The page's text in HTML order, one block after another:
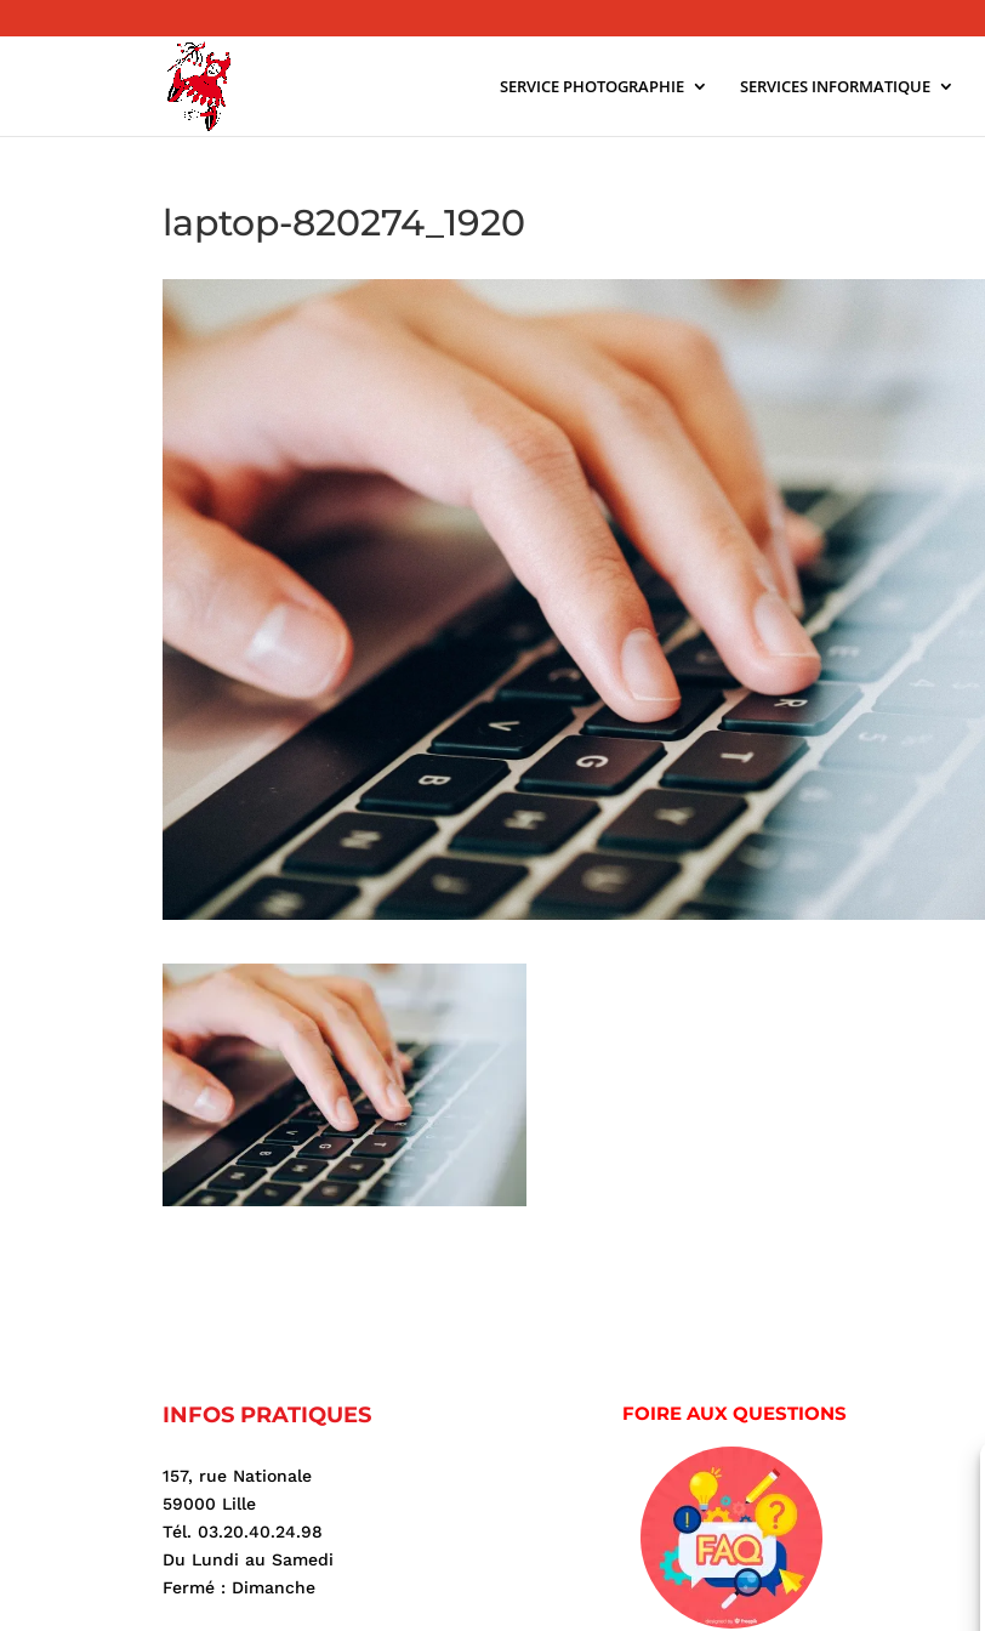
SERVICE PHOTOGRAPHIE SERVICES INFORMATIQUE
laptop-820274_1920
INFOS PRATIQUES
157, rue Nationale
59000 Lille
Tél. 03.20.40.24.98
Du Lundi au Samedi
Fermé : Dimanche
FOIRE AUX QUESTIONS